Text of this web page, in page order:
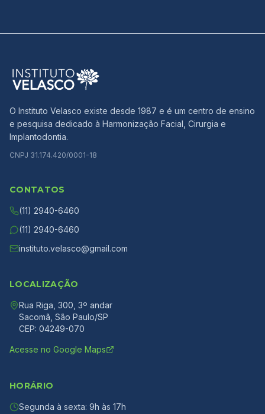
O Instituto Velasco existe desde 1987 e é um centro de ensino
e pesquisa dedicado à Harmonização Facial, Cirurgia e
Implantodontia.
CNPJ 31.174.420/0001-18
CONTATOS
(11) 2940-6460
(11) 2940-6460
instituto.velasco@gmail.com
LOCALIZAÇÃO
Rua Riga, 300, 3º andar
Sacomã, São Paulo/SP
CEP: 04249-070
Acesse no Google Maps
HORÁRIO
Segunda à sexta: 9h às 17h